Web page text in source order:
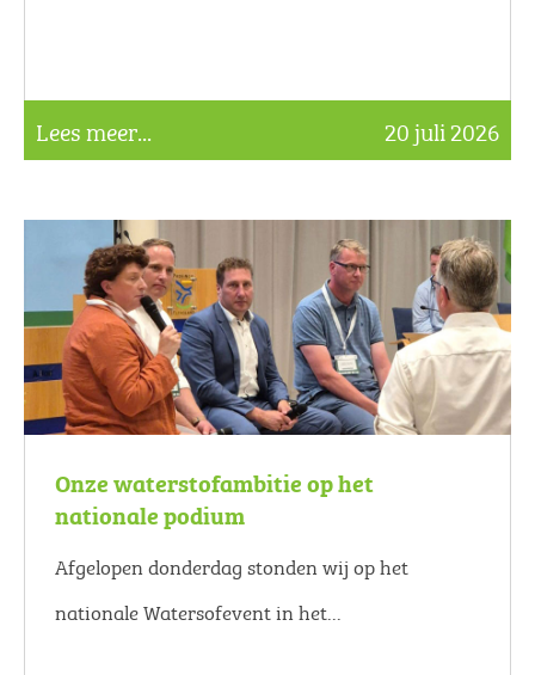
Lees meer... 20 juli 2026
Onze waterstofambitie op het
nationale podium
Afgelopen donderdag stonden wij op het
nationale Watersofevent in het...